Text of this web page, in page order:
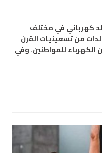
أكثر من 11 ألف مولد كهربائي في مختلف
من تسعينيات القرن
للمواطنين. وفي